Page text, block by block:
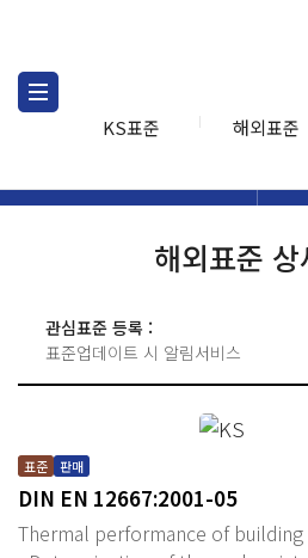
KS표준 해외표준
해외표준
관심표준 등록 :
표준업데이트 시 알림서비스
표준 판매
DIN EN 12667:2001-05
Thermal performance of